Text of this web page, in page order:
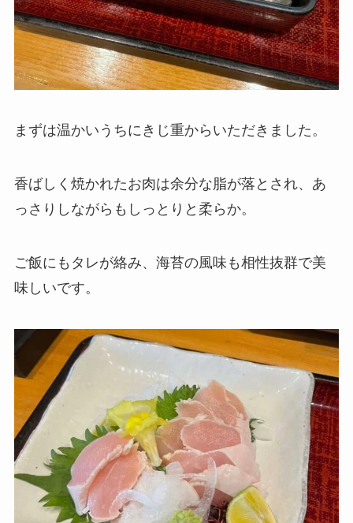
まずは温かいうちにきじ重からいただきました。
香ばしく焼かれたお肉は余分な脂が落とされ、あ
っさりしながらもしっとりと柔らか。
ご飯にもタレが絡み、海苔の風味も相性抜群で美
味しいです。